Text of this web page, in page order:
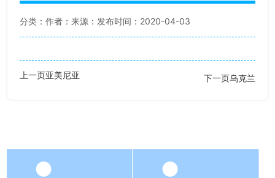
分类：作者：来源： 发布时间：2020-04-03
上一页亚美尼亚 乌克兰
下一页